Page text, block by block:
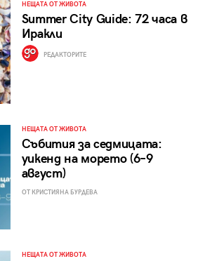
НЕЩАТА ОТ ЖИВОТА
Summer City Guide: 72 часа в
Иракли
РЕДАКТОРИТЕ
НЕЩАТА ОТ ЖИВОТА
Събития за седмицата:
уикенд на морето (6–9
август)
ОТ КРИСТИЯНА БУРДЕВА
НЕЩАТА ОТ ЖИВОТА